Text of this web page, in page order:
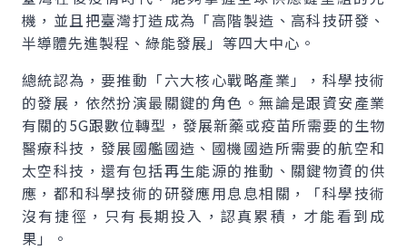
機，並且把臺灣打造成為「高階製造、高科技研發、
半導體先進製程、綠能發展」等四大中心。
總統認為，要推動「六大核心戰略產業」，科學技術
的發展，依然扮演最關鍵的角色。無論是跟資安產業
有關的5G跟數位轉型，發展新藥或疫苗所需要的生物
醫療科技，發展國艦國造、國機國造所需要的航空和
太空科技，還有包括再生能源的推動、關鍵物資的供
應，都和科學技術的研發應用息息相關，「科學技術
沒有捷徑，只有長期投入，認真累積，才能看到成
果」。